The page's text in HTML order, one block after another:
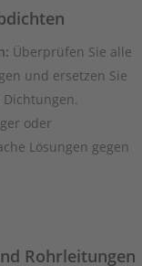
Überprüfen Sie alle
und ersetzen Sie
oder
Lösungen gegen
Rohrleitungen